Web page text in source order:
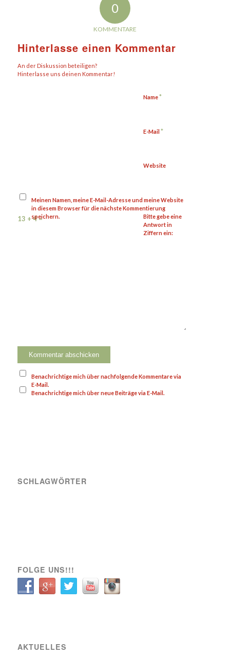
0
KOMMENTARE
Hinterlasse einen Kommentar
An der Diskussion beteiligen?
Hinterlasse uns deinen Kommentar!
Name*
E-Mail *
Website
Meinen Namen, meine E-Mail-Adresse und meine Website
in diesem Browser für die nächste Kommentierung
speichern.
Bitte gebe eine
Antwort in
Ziffern ein:
13 + 4 =
Benachrichtige mich über nachfolgende Kommentare via
E-Mail.
Benachrichtige mich über neue Beiträge via E-Mail.
SCHLAGWÖRTER
FOLGE UNS!!!
AKTUELLES